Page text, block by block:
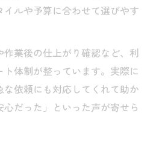
たハウスクリーニング業者
信頼できるハウスクリーニ
ング業者選定で重視すべき
リーニングの魅力を解説
ルや予算に合わせて選びやす
業後の仕上がり確認など、利
体制が整っています。実際に
依頼にも対応してくれて助か
だった」といった声が寄せら